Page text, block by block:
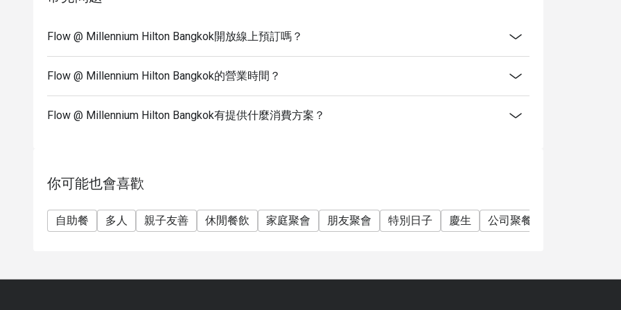
(e.g. Christmas, New Year, Valentine’s day etc.)
more than 15 minutes early your reservation is not valid.
* Discount applies to Buffet and a la carte menu not applicable with drinks menu and any other
restaurant’s ongoing promotion.
Promotion cannot be applied with any other in-house promotions. Please refer to the special
conditions below for more details.
✅ FAQs
Q: What type of cuisine does Flow @ Millennium Hilton Bangkok offer?
A: International cuisine with a premium buffet featuring seafood, cheese, and global dishes.
Q: What is the dress code?
Flow @ Millennium Hilton Bangkok開放線上預訂嗎？
Flow @ Millennium Hilton Bangkok的營業時間？
Flow @ Millennium Hilton Bangkok有提供什麼消費方案？
你可能也會喜歡
自助餐 多人 親子友善 休閒餐飲 家庭聚會 朋友聚會 特別日子 慶生 公司聚餐